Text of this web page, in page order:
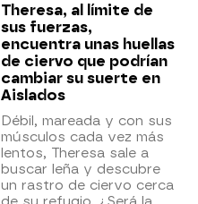
Theresa, al límite de
sus fuerzas,
encuentra unas huellas
de ciervo que podrían
cambiar su suerte en
Aislados
Débil, mareada y con sus
músculos cada vez más
lentos, Theresa sale a
buscar leña y descubre
un rastro de ciervo cerca